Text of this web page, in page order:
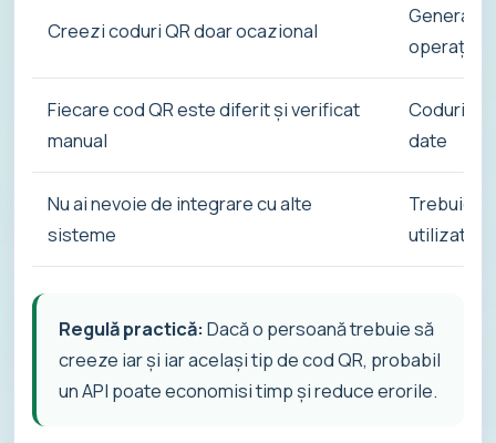
Creezi coduri QR doar ocazional
Fiecare cod QR este diferit și verificat
manual
Codurile
date
Nu ai nevoie de integrare cu alte
sisteme
Trebuie
utilizatori
Regulă practică: Dacă o persoană trebuie să
creeze iar și iar același tip de cod QR, probabil
un API poate economisi timp și reduce erorile.